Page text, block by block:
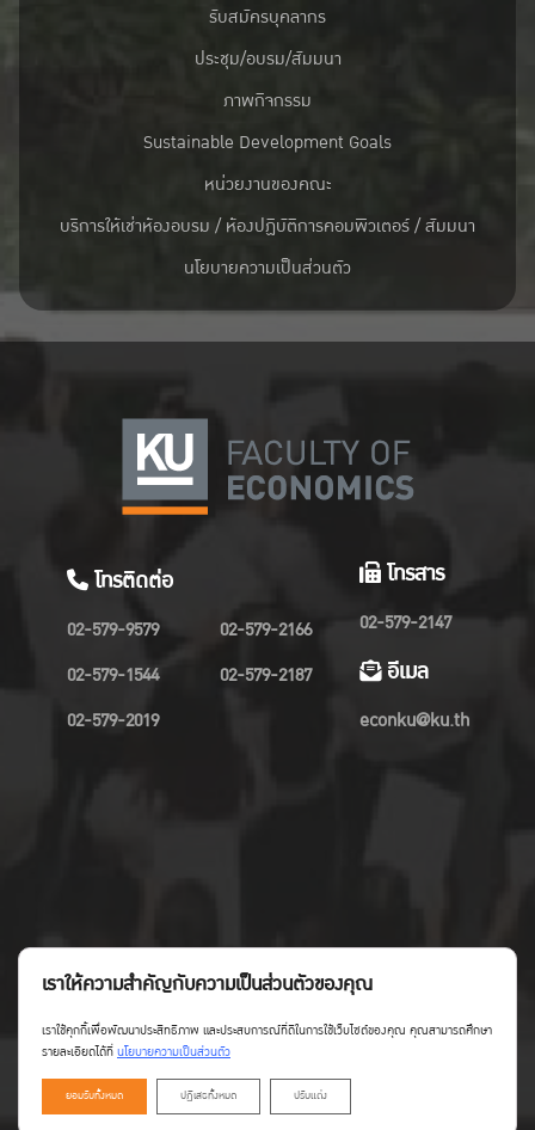
รับสมัครบุคลากร
ประชุม/อบรม/สัมมนา
ภาพกิจกรรม
Sustainable Development Goals
หน่วยงานของคณะ
บริการให้เช่าห้องอบรม / ห้องปฏิบัติการคอมพิวเตอร์ / สัมมนา
นโยบายความเป็นส่วนตัว
โทรติดต่อ
02-579-9579
02-579-1544
02-579-2019
02-579-2166
02-579-2187
โทรสาร
02-579-2147
อีเมล
econku@ku.th
Copyright©Faculty of Economics KU
เราให้ความสำคัญกับความเป็นส่วนตัวของคุณ
เราใช้คุกกี้เพื่อพัฒนาประสิทธิภาพ และประสบการณ์ที่ดีในการใช้เว็บไซต์ของคุณ คุณสามารถศึกษา
รายละเอียดได้ที่นโยบายความเป็นส่วนตัว
ยอมรับทั้งหมด ปฏิเสธทั้งหมด ปรับแต่ง